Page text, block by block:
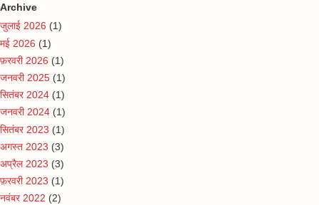
Archive
जुलाई 2026 (1)
मई 2026 (1)
फ़रवरी 2026 (1)
जनवरी 2025 (1)
सितंबर 2024 (1)
जनवरी 2024 (1)
सितंबर 2023 (1)
अगस्त 2023 (3)
अप्रैल 2023 (3)
फ़रवरी 2023 (1)
नवंबर 2022 (2)